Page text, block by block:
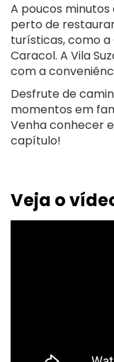
A poucos
perto de
turísticas, como a
Caracol. A Vila
com a
Desfrute de
momentos em
Venha conhecer
capítulo!
Veja o